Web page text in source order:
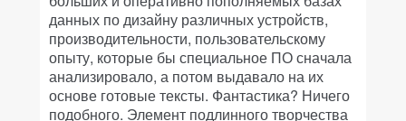
данных по дизайну различных устройств,
производительности, пользовательскому
опыту, которые бы специальное ПО сначала
анализировало, а потом выдавало на их
основе готовые тексты. Фантастика? Ничего
подобного. Элемент подлинного творчества